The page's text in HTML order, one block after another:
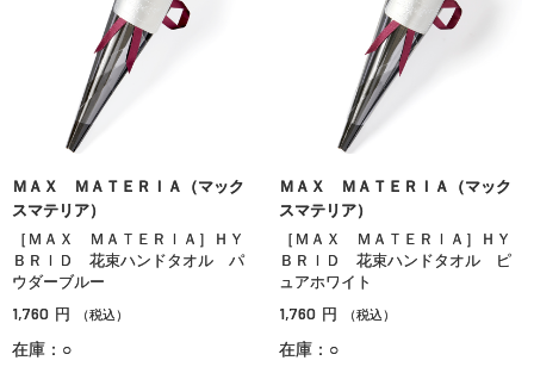
ＭＡＸ ＭＡＴＥＲＩＡ（マック
スマテリア）
［ＭＡＸ ＭＡＴＥＲＩＡ］ＨＹ
ＢＲＩＤ 花束ハンドタオル パ
ウダーブルー
1,760 円 （税込）
在庫：○
ＭＡＸ ＭＡＴＥＲＩＡ（マック
スマテリア）
［ＭＡＸ ＭＡＴＥＲＩＡ］ＨＹ
ＢＲＩＤ 花束ハンドタオル ピ
ュアホワイト
1,760 円 （税込）
在庫：○